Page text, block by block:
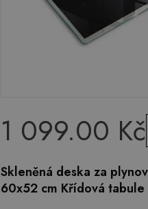
1 099.00 Kč
Skleněná deska za
60x52 cm Křídová tabule